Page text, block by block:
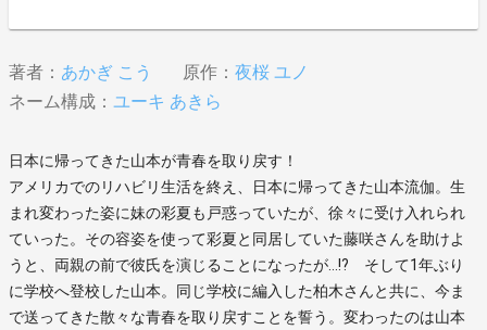
著者： あかぎ こう 原作： 夜桜 ユノ
ネーム構成： ユーキ あきら
日本に帰ってきた山本が青春を取り戻す！
アメリカでのリハビリ生活を終え、日本に帰ってきた山本流伽。生
まれ変わった姿に妹の彩夏も戸惑っていたが、徐々に受け入れられ
ていった。その容姿を使って彩夏と同居していた藤咲さんを助けよ
うと、両親の前で彼氏を演じることになったが…!? そして1年ぶり
に学校へ登校した山本。同じ学校に編入した柏木さんと共に、今ま
で送ってきた散々な青春を取り戻すことを誓う。変わったのは山本